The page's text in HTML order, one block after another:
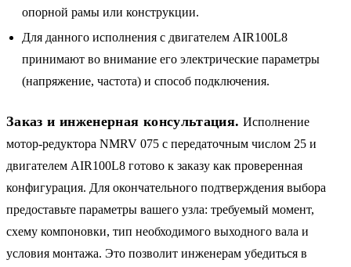
опорной рамы или конструкции.
Для данного исполнения с двигателем AIR100L8
принимают во внимание его электрические параметры
(напряжение, частота) и способ подключения.
Заказ и инженерная консультация. Исполнение
мотор-редуктора NMRV 075 с передаточным числом 25 и
двигателем AIR100L8 готово к заказу как проверенная
конфигурация. Для окончательного подтверждения выбора
предоставьте параметры вашего узла: требуемый момент,
схему компоновки, тип необходимого выходного вала и
условия монтажа. Это позволит инженерам убедиться в